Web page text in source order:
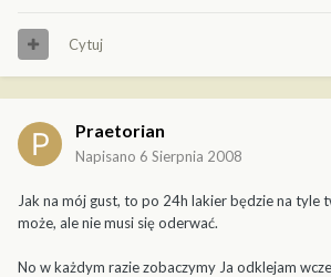
Cytuj
Praetorian
Napisano 6 Sierpnia 2008
Jak na mój gust, to po 24h lakier będzie na tyle
może, ale nie musi się oderwać.
No w każdym razie zobaczymy Ja odklejam